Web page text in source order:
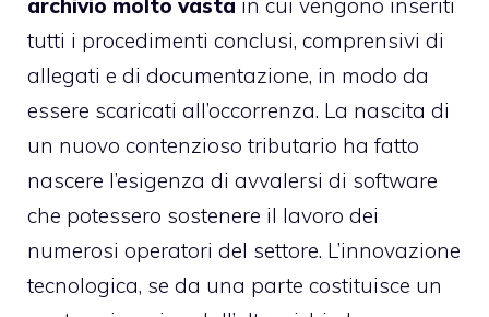
archivio molto vasta in cui vengono inseriti
tutti i procedimenti conclusi, comprensivi di
allegati e di documentazione, in modo da
essere scaricati all’occorrenza. La nascita di
un nuovo contenzioso tributario ha fatto
nascere l’esigenza di avvalersi di software
che potessero sostenere il lavoro dei
numerosi operatori del settore. L’innovazione
tecnologica, se da una parte costituisce un